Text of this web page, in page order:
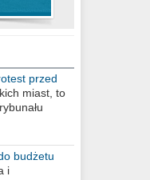
przed
miast, to
budżetu
i